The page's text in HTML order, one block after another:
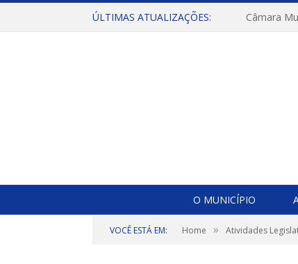
ÚLTIMAS ATUALIZAÇÕES:
O MUNICÍPIO
VOCÊ ESTÁ EM: Home » Atividades